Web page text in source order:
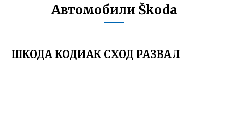
Автомобили Škoda
ШКОДА КОДИАК СХОД РАЗВАЛ